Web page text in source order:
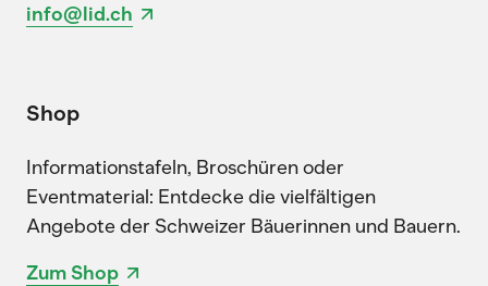
info@lid.ch
Shop
Informationstafeln, Broschüren oder
Eventmaterial: Entdecke die vielfältigen
Angebote der Schweizer Bäuerinnen und Bauern.
Zum Shop